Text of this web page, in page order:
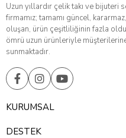
Uzun yıllardır çelik takı ve
firmamız; tamamı güncel,
oluşan, ürün çeşitliliğinin fazla
ömrü uzun ürünleriyle
sunmaktadır.
KURUMSAL
DESTEK